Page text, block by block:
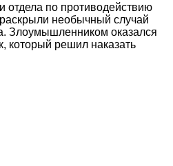
отдела по противодействию
необычный случай
Злоумышленником оказался
который решил наказать